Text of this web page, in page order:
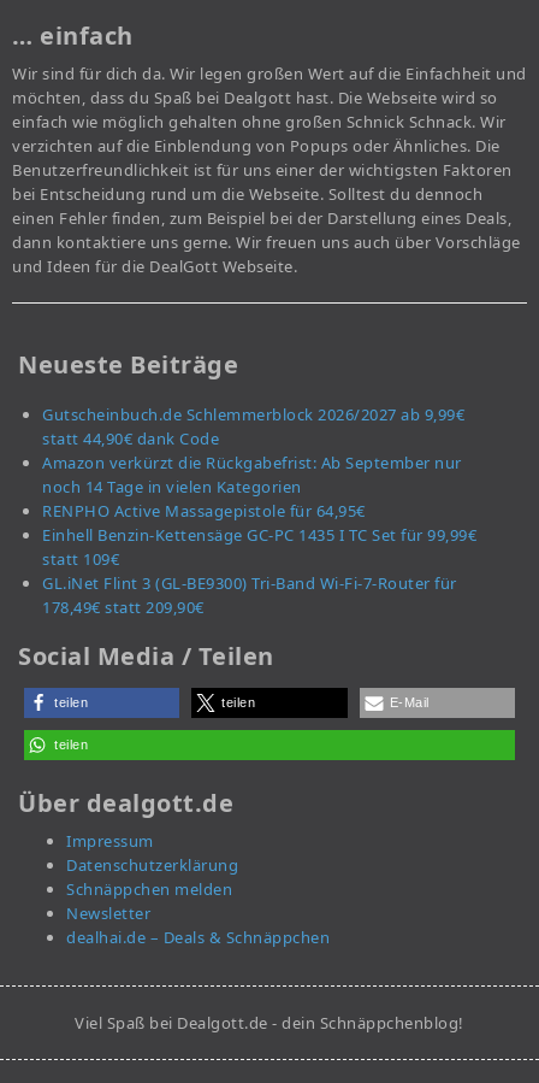
… einfach
Wir sind für dich da. Wir legen großen Wert auf die Einfachheit und
möchten, dass du Spaß bei Dealgott hast. Die Webseite wird so
einfach wie möglich gehalten ohne großen Schnick Schnack. Wir
verzichten auf die Einblendung von Popups oder Ähnliches. Die
Benutzerfreundlichkeit ist für uns einer der wichtigsten Faktoren
bei Entscheidung rund um die Webseite. Solltest du dennoch
einen Fehler finden, zum Beispiel bei der Darstellung eines Deals,
dann kontaktiere uns gerne. Wir freuen uns auch über Vorschläge
und Ideen für die DealGott Webseite.
Neueste Beiträge
Gutscheinbuch.de Schlemmerblock 2026/2027 ab 9,99€
statt 44,90€ dank Code
Amazon verkürzt die Rückgabefrist: Ab September nur
noch 14 Tage in vielen Kategorien
RENPHO Active Massagepistole für 64,95€
Einhell Benzin-Kettensäge GC-PC 1435 I TC Set für 99,99€
statt 109€
GL.iNet Flint 3 (GL-BE9300) Tri-Band Wi-Fi-7-Router für
178,49€ statt 209,90€
Social Media / Teilen
teilen teilen E-Mail
teilen
Über dealgott.de
Impressum
Datenschutzerklärung
Schnäppchen melden
Newsletter
dealhai.de – Deals & Schnäppchen
Viel Spaß bei Dealgott.de - dein Schnäppchenblog!